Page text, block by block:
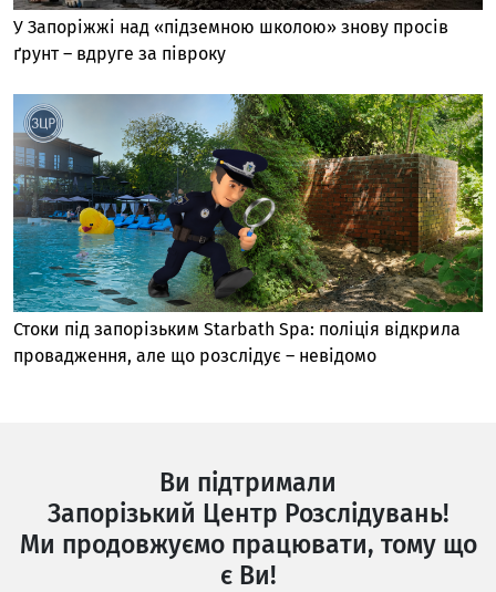
У Запоріжжі над «підземною школою» знову просів
ґрунт – вдруге за півроку
Стоки під запорізьким Starbath Spa: поліція відкрила
провадження, але що розслідує – невідомо
Ви підтримали
Запорізький Центр Розслідувань!
Ми продовжуємо працювати, тому що
є Ви!